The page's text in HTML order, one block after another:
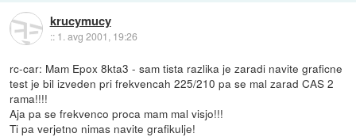
krucymucy
:: 1. avg 2001, 19:26
rc-car: Mam Epox 8kta3 - sam tista razlika je zaradi navite graficne
test je bil izveden pri frekvencah 225/210 pa se mal zarad CAS 2
rama!!!!
Aja pa se frekvenco proca mam mal visjo!!!
Ti pa verjetno nimas navite grafikulje!